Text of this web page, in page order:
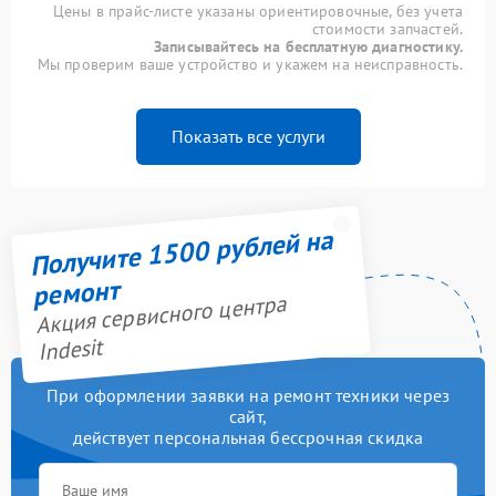
Цены в прайс-листе указаны ориентировочные, без учета
стоимости запчастей.
Записывайтесь на бесплатную диагностику.
Мы проверим ваше устройство и укажем на неисправность.
Показать все услуги
Получите 1500 рублей на
ремонт
Акция сервисного центра
Indesit
При оформлении заявки на ремонт техники через
сайт,
действует персональная бессрочная скидка